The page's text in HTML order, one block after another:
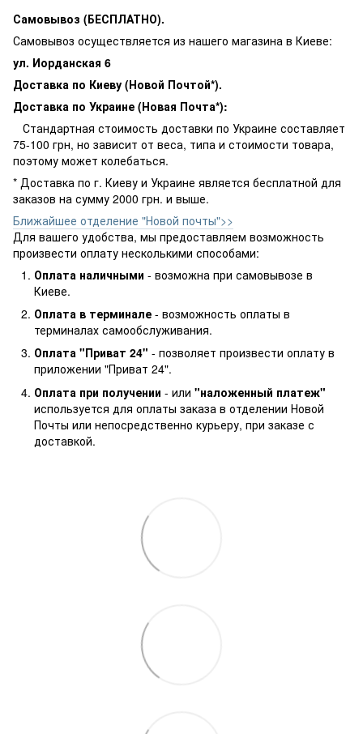
Самовывоз (БЕСПЛАТНО).
Самовывоз осуществляется из нашего магазина в Киеве:
ул. Иорданская 6
Доставка по Киеву (Новой Почтой*).
Доставка по Украине (Новая Почта*):
Стандартная стоимость доставки по Украине составляет
75-100 грн, но зависит от веса, типа и стоимости товара,
поэтому может колебаться.
* Доставка по г. Киеву и Украине является бесплатной для
заказов на сумму 2000 грн. и выше.
Ближайшее отделение "Новой почты">>
Для вашего удобства, мы предоставляем возможность
произвести оплату несколькими способами:
Оплата наличными - возможна при самовывозе в
Киеве.
Оплата в терминале - возможность оплаты в
терминалах самообслуживания.
Оплата "Приват 24" - позволяет произвести оплату в
приложении "Приват 24".
Оплата при получении - или "наложенный платеж"
используется для оплаты заказа в отделении Новой
Почты или непосредственно курьеру, при заказе с
доставкой.